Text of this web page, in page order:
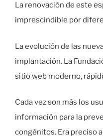
La renovación de este
imprescindible por
La evolución de las
implantación. La
sitio web moderno,
Cada vez son más los
información para la
congénitos. Era preciso